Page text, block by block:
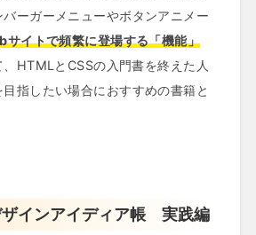
ーガーメニューやボタンアニメー
サイトで頻繁に登場する「機能」
、HTMLとCSSの入門書を終えた人
指したい場合におすすめの書籍と
インアイディア帳 実践編